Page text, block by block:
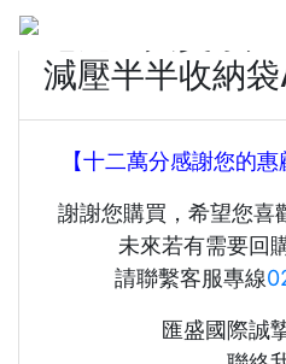
減壓半半收納
【十二萬分感謝您的
謝謝您購買，希望您喜
未來若有需要回
請聯繫客服專線
匯盛國際誠